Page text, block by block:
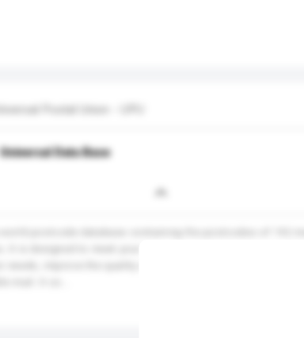
Universal Data Base